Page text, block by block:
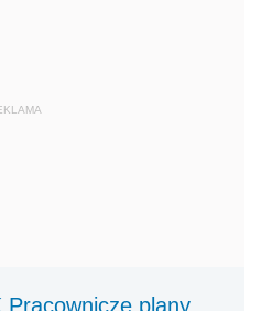
Pracownicze plany